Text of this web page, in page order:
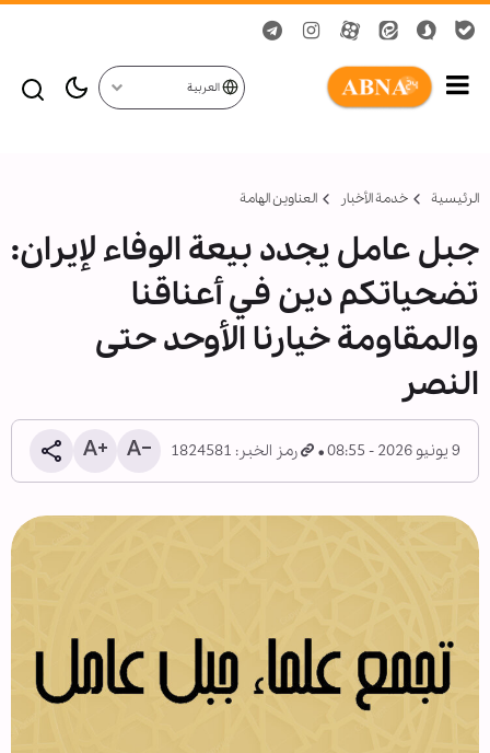
العربية
الرئيسية خدمة الأخبار العناوين الهامة
جبل عامل يجدد بيعة الوفاء لإيران:
تضحياتكم دين في أعناقنا
والمقاومة خيارنا الأوحد حتى
النصر
9 يونيو 2026 - 08:55 رمز الخبر: 1824581